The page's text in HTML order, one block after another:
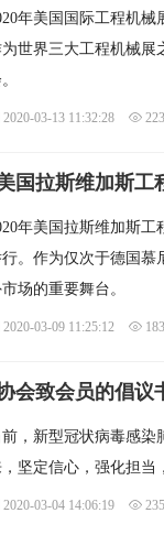
年美国国际工程机械
世界三大工程机械展
2020-03-13 11:32:28
国拉斯维加斯工
年美国拉斯维加斯工
。作为仅次于德国慕
场的重要舞台。
2020-03-09 11:25:12
会致会员的倡议
前，新型冠状病毒感染
坚定信心，强化担当
2020-03-04 14:06:19